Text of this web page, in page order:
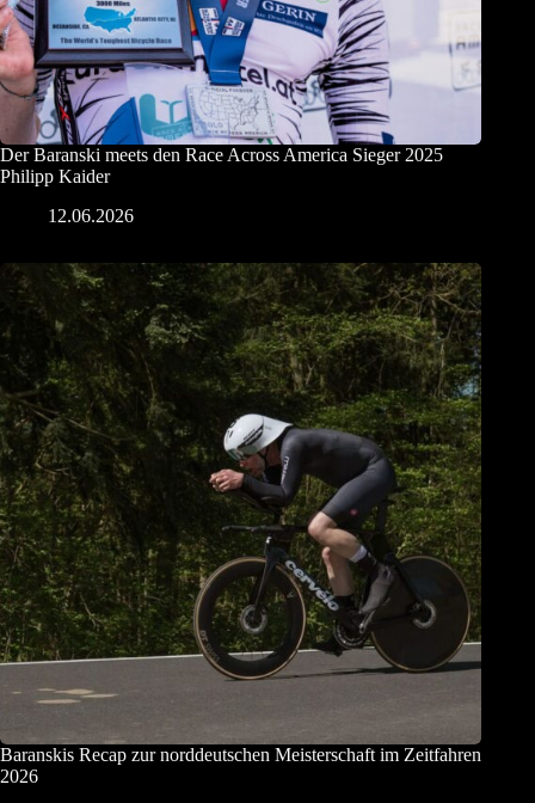
Der Baranski meets den Race Across America Sieger 2025
Philipp Kaider
12.06.2026
Baranskis Recap zur norddeutschen Meisterschaft im Zeitfahren
2026